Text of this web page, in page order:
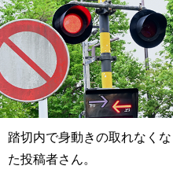
踏切内で身動きの取れなく
た投稿者さん。